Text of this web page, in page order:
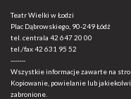
Teatr Wielki w Łodzi
Plac Dąbrowskiego, 90-249 Łódź
tel. centrala 42 647 20 00
tel./fax42 631 95 52
-------
Wszystkie informacje zawarte na
Kopiowanie, powielanie lub
zabronione.